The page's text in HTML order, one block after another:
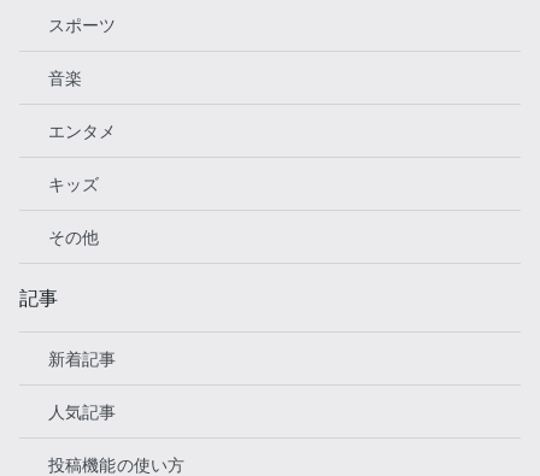
スポーツ
音楽
エンタメ
キッズ
その他
記事
新着記事
人気記事
投稿機能の使い方